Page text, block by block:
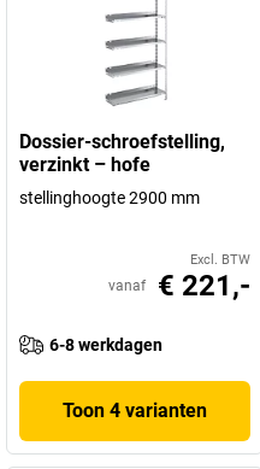
Dossier-schroefstelling,
verzinkt – hofe
stellinghoogte 2900 mm
Excl. BTW
vanaf € 221,-
6-8 werkdagen
Toon 4 varianten